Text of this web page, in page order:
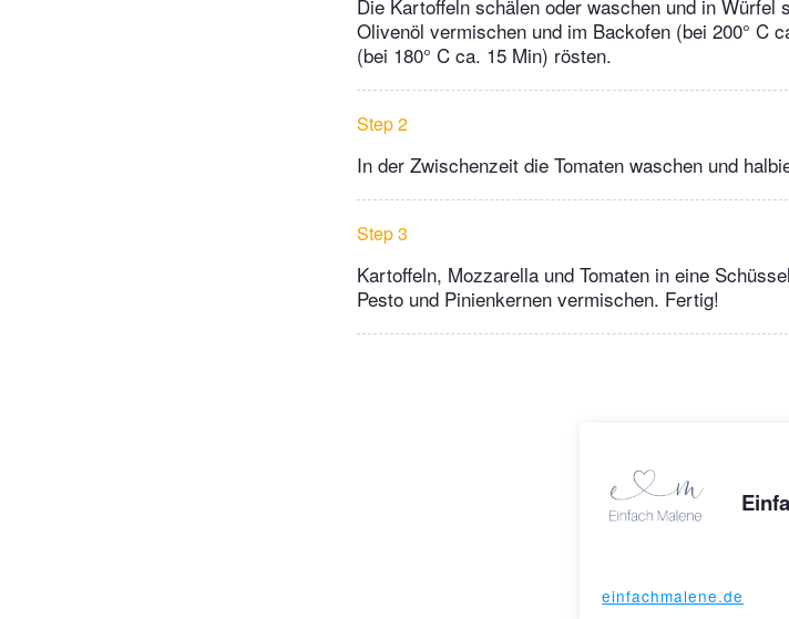
Die Kartoffeln schälen oder waschen und in Würfel
Olivenöl vermischen und im Backofen (bei 200° C
(bei 180° C ca. 15 Min) rösten.
Step 2
In der Zwischenzeit die Tomaten waschen und
Step 3
Kartoffeln, Mozzarella und Tomaten in eine
Pesto und Pinienkernen vermischen. Fertig!
einfachmalene.de